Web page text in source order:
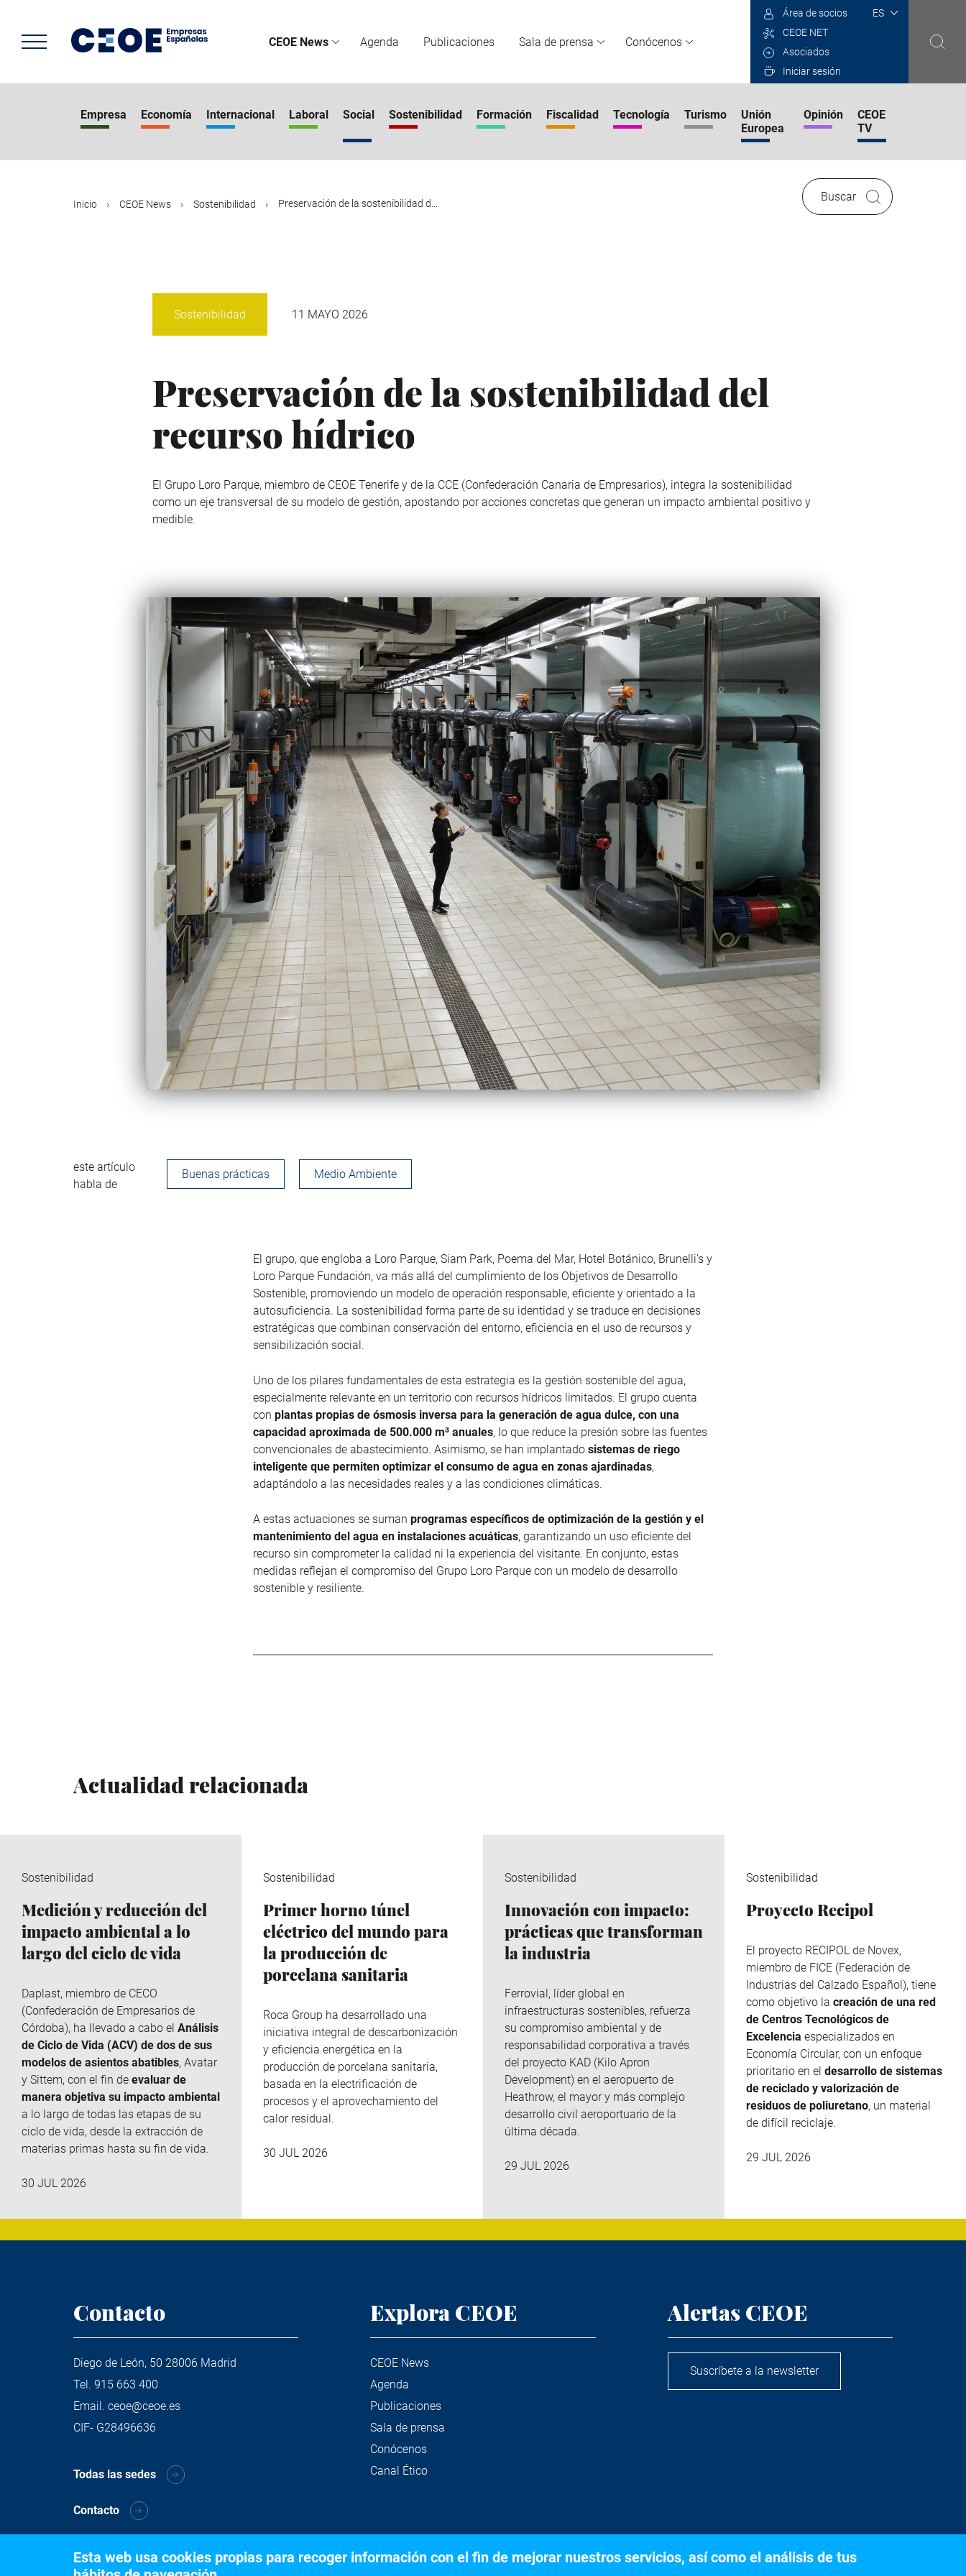
contenido
principal
CEOE News Agenda Publicaciones Sala de prensa Conócenos
Select
Área de socios
CEOE NET
Asociados
Iniciar sesión
Empresa Economía Internacional Laboral Social Sostenibilidad Formación Fiscalidad Tecnología Turismo
Unión
Europea
Opinión
CEOE
TV
Inicio CEOE News Sostenibilidad Preservación de la sostenibilidad d...
Buscar
Sostenibilidad 11 MAYO 2026
Preservación de la sostenibilidad del
recurso hídrico
El Grupo Loro Parque, miembro de CEOE Tenerife y de la CCE (Confederación Canaria de Empresarios), integra la sostenibilidad
como un eje transversal de su modelo de gestión, apostando por acciones concretas que generan un impacto ambiental positivo y
medible.
este artículo
habla de
Buenas prácticas Medio Ambiente
El grupo, que engloba a Loro Parque, Siam Park, Poema del Mar, Hotel Botánico, Brunelli’s y
Loro Parque Fundación, va más allá del cumplimiento de los Objetivos de Desarrollo
Sostenible, promoviendo un modelo de operación responsable, eficiente y orientado a la
autosuficiencia. La sostenibilidad forma parte de su identidad y se traduce en decisiones
estratégicas que combinan conservación del entorno, eficiencia en el uso de recursos y
sensibilización social.
Uno de los pilares fundamentales de esta estrategia es la gestión sostenible del agua,
especialmente relevante en un territorio con recursos hídricos limitados. El grupo cuenta
con plantas propias de ósmosis inversa para la generación de agua dulce, con una
capacidad aproximada de 500.000 m³ anuales, lo que reduce la presión sobre las fuentes
convencionales de abastecimiento. Asimismo, se han implantado sistemas de riego
inteligente que permiten optimizar el consumo de agua en zonas ajardinadas,
adaptándolo a las necesidades reales y a las condiciones climáticas.
A estas actuaciones se suman programas específicos de optimización de la gestión y el
mantenimiento del agua en instalaciones acuáticas, garantizando un uso eficiente del
recurso sin comprometer la calidad ni la experiencia del visitante. En conjunto, estas
medidas reflejan el compromiso del Grupo Loro Parque con un modelo de desarrollo
sostenible y resiliente.
Actualidad relacionada
Sostenibilidad
Medición y reducción del
impacto ambiental a lo
largo del ciclo de vida
Daplast, miembro de CECO
(Confederación de Empresarios de
Córdoba), ha llevado a cabo el Análisis
de Ciclo de Vida (ACV) de dos de sus
modelos de asientos abatibles, Avatar
y Sittem, con el fin de evaluar de
manera objetiva su impacto ambiental
a lo largo de todas las etapas de su
ciclo de vida, desde la extracción de
materias primas hasta su fin de vida.
30 JUL 2026
Sostenibilidad
Primer horno túnel
eléctrico del mundo para
la producción de
porcelana sanitaria
Roca Group ha desarrollado una
iniciativa integral de descarbonización
y eficiencia energética en la
producción de porcelana sanitaria,
basada en la electrificación de
procesos y el aprovechamiento del
calor residual.
30 JUL 2026
Sostenibilidad
Innovación con impacto:
prácticas que transforman
la industria
Ferrovial, líder global en
infraestructuras sostenibles, refuerza
su compromiso ambiental y de
responsabilidad corporativa a través
del proyecto KAD (Kilo Apron
Development) en el aeropuerto de
Heathrow, el mayor y más complejo
desarrollo civil aeroportuario de la
última década.
29 JUL 2026
Sostenibilidad
Proyecto Recipol
El proyecto RECIPOL de Novex,
miembro de FICE (Federación de
Industrias del Calzado Español), tiene
como objetivo la creación de una red
de Centros Tecnológicos de
Excelencia especializados en
Economía Circular, con un enfoque
prioritario en el desarrollo de sistemas
de reciclado y valorización de
residuos de poliuretano, un material
de difícil reciclaje.
29 JUL 2026
Contacto
Diego de León, 50 28006 Madrid
Tel. 915 663 400
Email. ceoe@ceoe.es
CIF- G28496636
Todas las sedes
Contacto
Explora CEOE
CEOE News
Agenda
Publicaciones
Sala de prensa
Conócenos
Canal Ético
Alertas CEOE
Suscríbete a la newsletter
Esta web usa cookies propias para recoger información con el fin de mejorar nuestros servicios, así como el análisis de tus